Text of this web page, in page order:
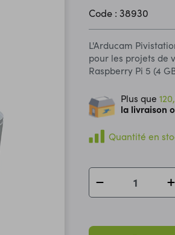
Code : 38930
L'Arducam
pour les projets de
Raspberry Pi 5 (4
Plus que
la livraison
Quantité en